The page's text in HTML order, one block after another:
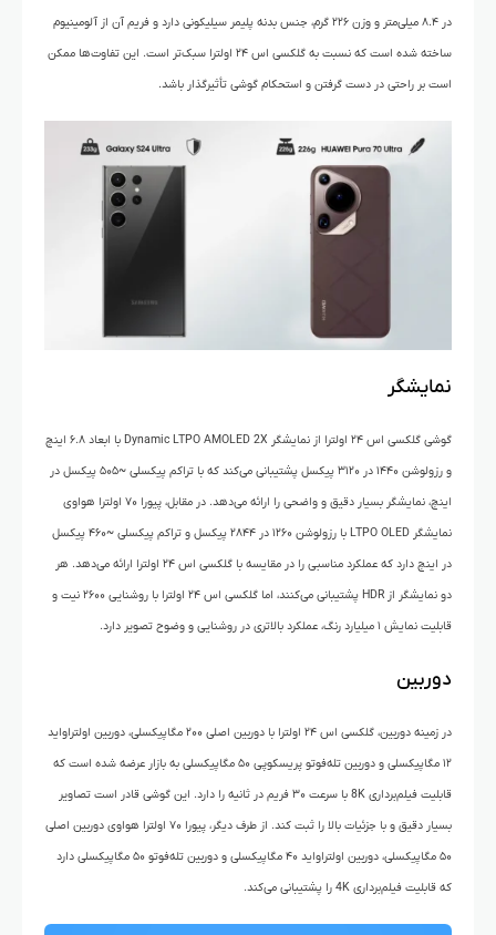
در ۸.۴ میلی‌متر و وزن ۲۲۶ گرم، جنس بدنه پلیمر سیلیکونی دارد و فریم آن از آلومینیوم
ساخته شده است که نسبت به گلکسی اس ۲۴ اولترا سبک‌تر است. این تفاوت‌ها ممکن
است بر راحتی در دست گرفتن و استحکام گوشی تأثیرگذار باشد.
نمایشگر
گوشی گلکسی اس ۲۴ اولترا از نمایشگر Dynamic LTPO AMOLED 2X با ابعاد ۶.۸ اینچ
و رزولوشن ۱۴۴۰ در ۳۱۲۰ پیکسل پشتیبانی می‌کند که با تراکم پیکسلی ~۵۰۵ پیکسل در
اینچ، نمایشگر بسیار دقیق و واضحی را ارائه می‌دهد. در مقابل، پیورا ۷۰ اولترا هواوی
نمایشگر LTPO OLED با رزولوشن ۱۲۶۰ در ۲۸۴۴ پیکسل و تراکم پیکسلی ~۴۶۰ پیکسل
در اینچ دارد که عملکرد مناسبی را در مقایسه با گلکسی اس ۲۴ اولترا ارائه می‌دهد. هر
دو نمایشگر از HDR پشتیبانی می‌کنند، اما گلکسی اس ۲۴ اولترا با روشنایی ۲۶۰۰ نیت و
قابلیت نمایش ۱ میلیارد رنگ، عملکرد بالاتری در روشنایی و وضوح تصویر دارد.
دوربین
در زمینه دوربین، گلکسی اس ۲۴ اولترا با دوربین اصلی ۲۰۰ مگاپیکسلی، دوربین اولتراواید
۱۲ مگاپیکسلی و دوربین تله‌فوتو پریسکوپی ۵۰ مگاپیکسلی به بازار عرضه شده است که
قابلیت فیلم‌برداری 8K با سرعت ۳۰ فریم در ثانیه را دارد. این گوشی قادر است تصاویر
بسیار دقیق و با جزئیات بالا را ثبت کند. از طرف دیگر، پیورا ۷۰ اولترا هواوی دوربین اصلی
۵۰ مگاپیکسلی، دوربین اولتراواید ۴۰ مگاپیکسلی و دوربین تله‌فوتو ۵۰ مگاپیکسلی دارد
که قابلیت فیلم‌برداری 4K را پشتیبانی می‌کند.